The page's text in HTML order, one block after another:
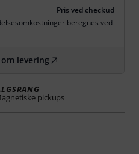
Pris ved checkud
beregnes ved
levering
pickups